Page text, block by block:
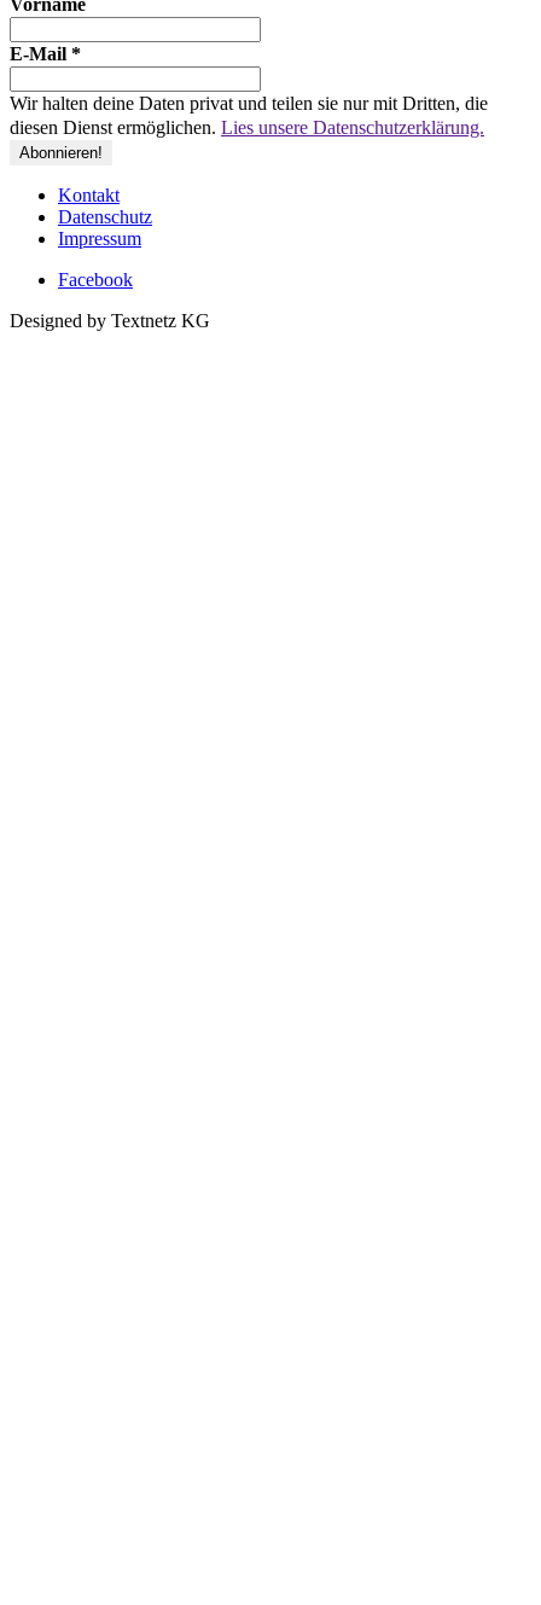
E-Mail *
Wir halten deine Daten privat und teilen sie nur mit Dritten, die
diesen Dienst ermöglichen. Lies unsere Datenschutzerklärung.
Kontakt
Datenschutz
Impressum
Facebook
Designed by Textnetz KG